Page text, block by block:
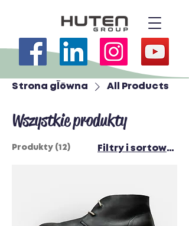
Strona główna All Products
Wszystkie produkty
Produkty (12) Filtry i sortowanie